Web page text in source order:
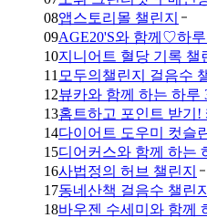
08앱스토리몰 챌린지
09AGE20'S와 함께♡하루
10지니어트 혈당 기록 챌
11 모두의챌린지 걸음수
12뷰카와 함께 하는 하루
13홈트하고 포인트 받기!
14다이어트 도우미 컷슬
15디어커스와 함께 하는
16사법정의 허브 챌린지
17동네산책 걸음수 챌린지
18바우젠 수세미와 함께